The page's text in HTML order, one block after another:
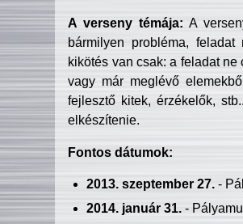
A verseny témája: A
bármilyen probléma, feladat
kikötés van csak: a feladat
vagy már meglévő
fejlesztő kitek, érzékelők,
elkészítenie.
Fontos dátumok:
2013. szeptember 27.-
2014. január 31.-